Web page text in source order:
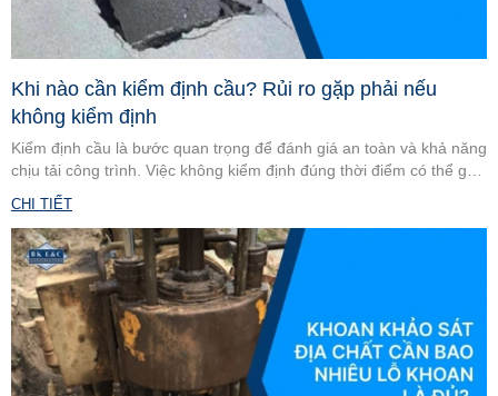
Khi nào cần kiểm định cầu? Rủi ro gặp phải nếu
không kiểm định
Kiểm định cầu là bước quan trọng để đánh giá an toàn và khả năng
chịu tải công trình. Việc không kiểm định đúng thời điểm có thể gây
rủi ro nghiêm trọng. Cùng tìm hiểu khi nào cần thực hiện.
CHI TIẾT